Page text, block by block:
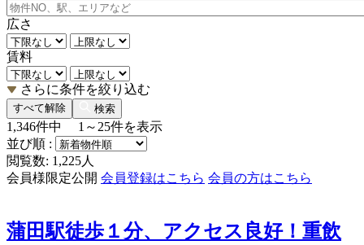
広さ
賃料
さらに条件を絞り込む
すべて解除 検索
1,346件中 1～25件を表示
並び順 :
閲覧数: 1,225人
会員様限定公開 会員登録はこちら 会員の方はこちら
蒲田駅徒歩１分、アクセス良好！重飲